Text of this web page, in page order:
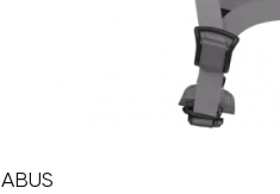
ABUS